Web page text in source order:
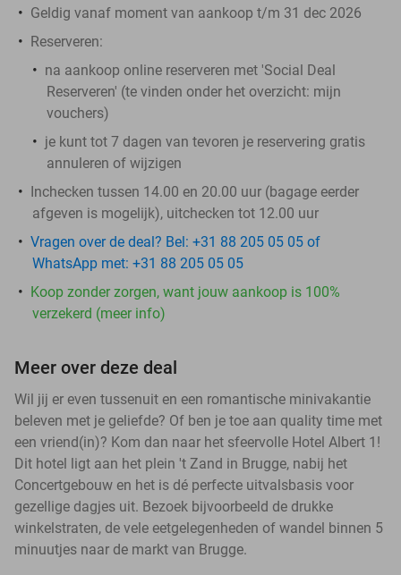
Geldig vanaf moment van aankoop t/m 31 dec 2026
Reserveren:
na aankoop online reserveren met 'Social Deal
Reserveren' (te vinden onder het overzicht: mijn
vouchers)
je kunt tot 7 dagen van tevoren je reservering gratis
annuleren of wijzigen
Inchecken tussen 14.00 en 20.00 uur (bagage eerder
afgeven is mogelijk), uitchecken tot 12.00 uur
Vragen over de deal? Bel: +31 88 205 05 05 of
WhatsApp met: +31 88 205 05 05
Koop zonder zorgen, want jouw aankoop is 100%
verzekerd (meer info)
Meer over deze deal
Wil jij er even tussenuit en een romantische minivakantie
beleven met je geliefde? Of ben je toe aan quality time met
een vriend(in)? Kom dan naar het sfeervolle Hotel Albert 1!
Dit hotel ligt aan het plein 't Zand in Brugge, nabij het
Concertgebouw en het is dé perfecte uitvalsbasis voor
gezellige dagjes uit. Bezoek bijvoorbeeld de drukke
winkelstraten, de vele eetgelegenheden of wandel binnen 5
minuutjes naar de markt van Brugge.